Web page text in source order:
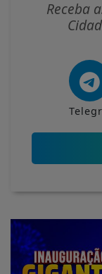
Receba